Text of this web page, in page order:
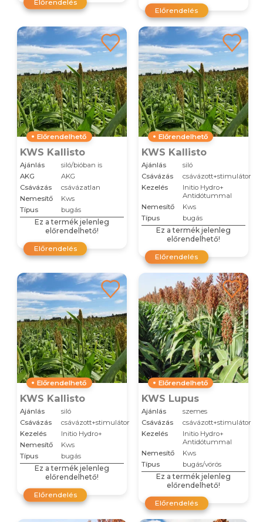
Előrendelés
Előrendelés
Előrendelhető
KWS Kallisto
Ajánlás
siló/bióban is
AKG
AKG
Csávázás
csávázatlan
Nemesítő
Kws
Típus
bugás
Ez a termék jelenleg
előrendelhető!
Előrendelés
Előrendelhető
KWS Kallisto
Ajánlás
siló
Csávázás
csávázott+stimulátor
Kezelés
Initio Hydro+
Antidótummal
Nemesítő
Kws
Típus
bugás
Ez a termék jelenleg
előrendelhető!
Előrendelés
Előrendelhető
KWS Kallisto
Ajánlás
siló
Csávázás
csávázott+stimulátor
Kezelés
Initio Hydro+
Nemesítő
Kws
Típus
bugás
Ez a termék jelenleg
előrendelhető!
Előrendelés
Előrendelhető
KWS Lupus
Ajánlás
szemes
Csávázás
csávázott+stimulátor
Kezelés
Initio Hydro+
Antidótummal
Nemesítő
Kws
Típus
bugás/vörös
Ez a termék jelenleg
előrendelhető!
Előrendelés